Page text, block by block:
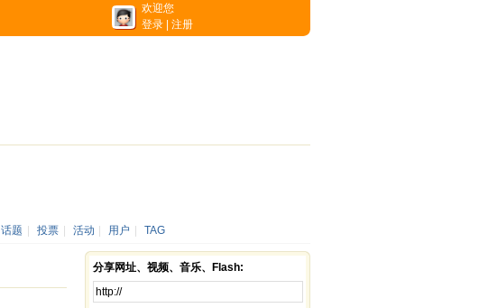
欢迎您
登录
注册
话题 投票 活动 用户 TAG
分享网址、视频、音乐、Flash: